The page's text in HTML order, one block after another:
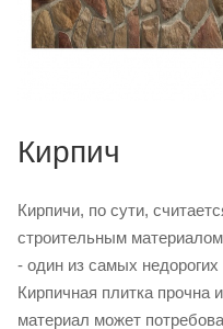
Кирпич
Кирпичи, по сути,
строительным
- один из самых недорогих
Кирпичная плитка прочна
материал может